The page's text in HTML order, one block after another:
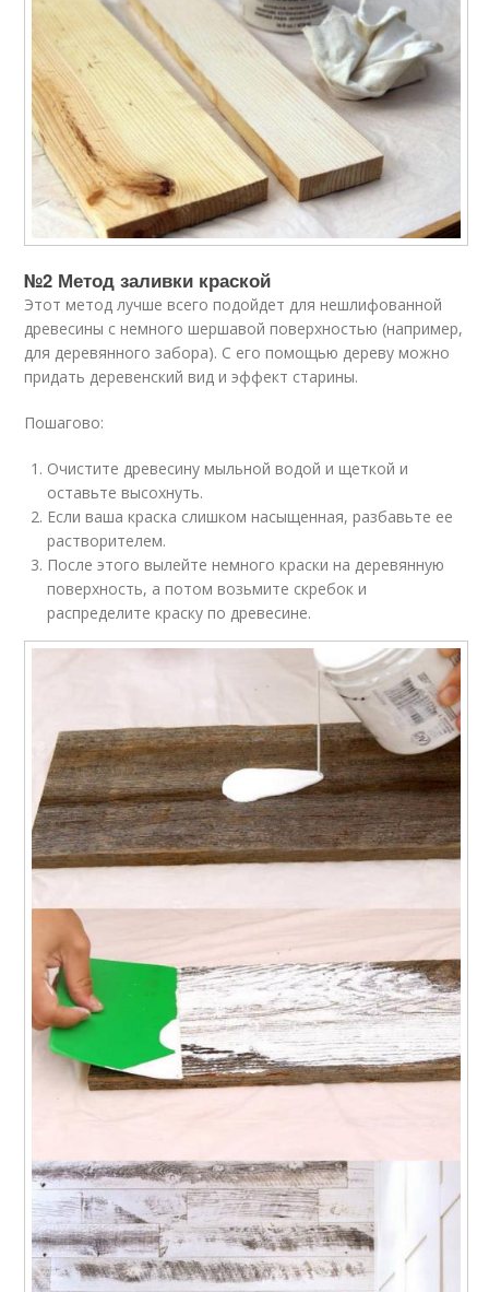
№2 Метод заливки краской
Этот метод лучше всего подойдет для нешлифованной
древесины с немного шершавой поверхностью (например,
для деревянного забора). С его помощью дереву можно
придать деревенский вид и эффект старины.
Пошагово:
Очистите древесину мыльной водой и щеткой и
оставьте высохнуть.
Если ваша краска слишком насыщенная, разбавьте ее
растворителем.
После этого вылейте немного краски на деревянную
поверхность, а потом возьмите скребок и
распределите краску по древесине.